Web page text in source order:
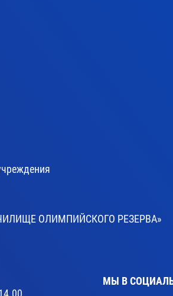
ОЛИМПИЙСКОГО РЕЗЕРВА»
МЫ В